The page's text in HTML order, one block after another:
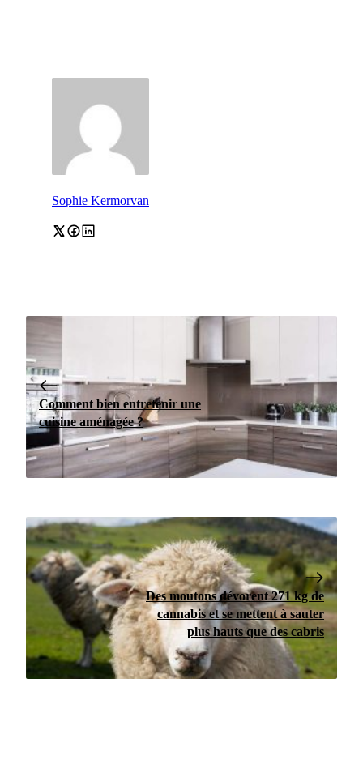
Sophie Kermorvan
Comment bien entretenir une
cuisine aménagée ?
Des moutons dévorent 271 kg de
cannabis et se mettent à sauter
plus hauts que des cabris